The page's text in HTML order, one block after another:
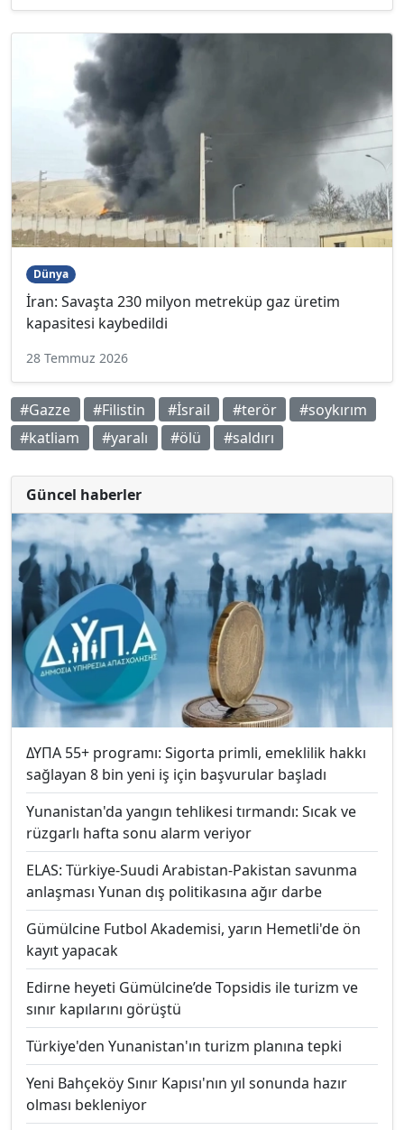
Dünya
İran: Savaşta 230 milyon metreküp gaz üretim
kapasitesi kaybedildi
28 Temmuz 2026
#Gazze #Filistin #İsrail #terör
#soykırım
#katliam
#yaralı #ölü #saldırı
Güncel haberler
ΔΥΠΑ 55+ programı: Sigorta primli, emeklilik hakkı
sağlayan 8 bin yeni iş için başvurular başladı
Yunanistan'da yangın tehlikesi tırmandı: Sıcak ve
rüzgarlı hafta sonu alarm veriyor
ELAS: Türkiye-Suudi Arabistan-Pakistan savunma
anlaşması Yunan dış politikasına ağır darbe
Gümülcine Futbol Akademisi, yarın Hemetli'de ön
kayıt yapacak
Edirne heyeti Gümülcine’de Topsidis ile turizm ve
sınır kapılarını görüştü
Türkiye'den Yunanistan'ın turizm planına tepki
Yeni Bahçeköy Sınır Kapısı'nın yıl sonunda hazır
olması bekleniyor